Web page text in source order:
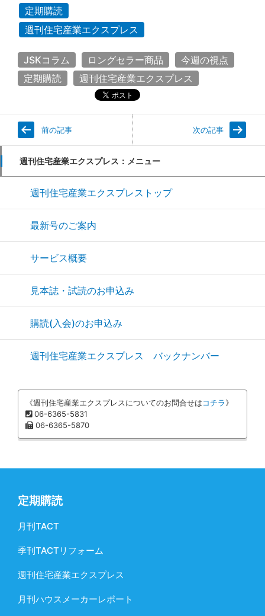
定期購読
週刊住宅産業エクスプレス
JSKコラム ロングセラー商品
今週の視点
定期購読
週刊住宅産業エクスプレス
前の記事 次の記事
週刊住宅産業エクスプレス：メニュー
週刊住宅産業エクスプレストップ
最新号のご案内
サービス概要
見本誌・試読のお申込み
購読(入会)のお申込み
週刊住宅産業エクスプレス バックナンバー
《週刊住宅産業エクスプレスについてのお問合せはコチラ》
06-6365-5831
06-6365-5870
定期購読
月刊TACT
季刊TACTリフォーム
週刊住宅産業エクスプレス
月刊ハウスメーカーレポート